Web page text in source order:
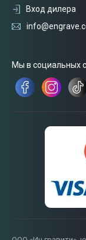
Вход дилера
Мы в социальных